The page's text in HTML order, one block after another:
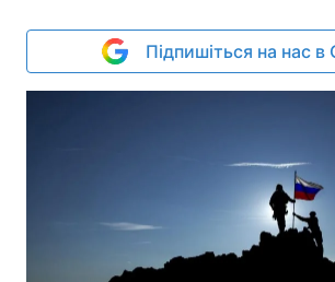
Підпишіться на нас в